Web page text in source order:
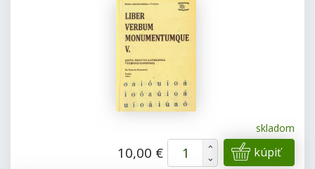
skladom
+
-
kúpiť
10,00 €